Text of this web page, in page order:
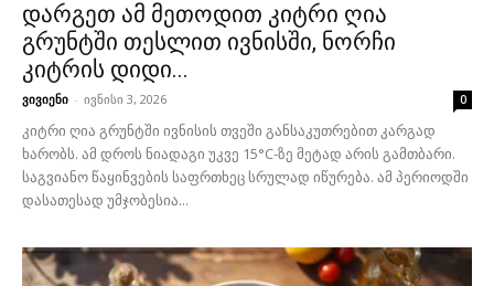
დარგეთ ამ მეთოდით კიტრი ღია
გრუნტში თესლით ივნისში, ნორჩი
კიტრის დიდი...
ვივიენი - ივნისი 3, 2026 0
კიტრი ღია გრუნტში ივნისის თვეში განსაკუთრებით კარგად
ხარობს. ამ დროს ნიადაგი უკვე 15°C-ზე მეტად არის გამთბარი.
საგვიანო წაყინვების საფრთხეც სრულად იწურება. ამ პერიოდში
დასათესად უმჯობესია...